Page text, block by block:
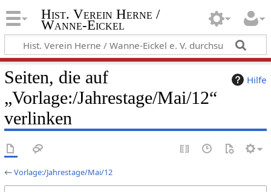
Hist. Verein Herne /
Wanne-Eickel
Hilfe
Seiten, die auf
„Vorlage:/Jahrestage/Mai/12“
verlinken
←Vorlage:/Jahrestage/Mai/12